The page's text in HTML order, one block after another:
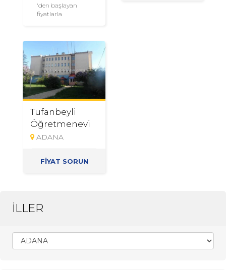
'den başlayan
fiyatlarla
Tufanbeyli
Öğretmenevi
ADANA
FİYAT SORUN
İLLER